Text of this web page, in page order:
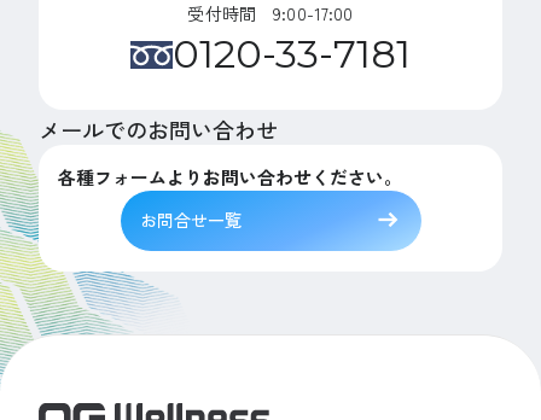
受付時間 9:00-17:00
0120-33-7181
メールでのお問い合わせ
各種フォームよりお問い合わせください。
お問合せ一覧